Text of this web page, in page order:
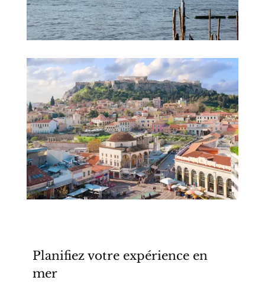
Planifiez votre expérience en
mer